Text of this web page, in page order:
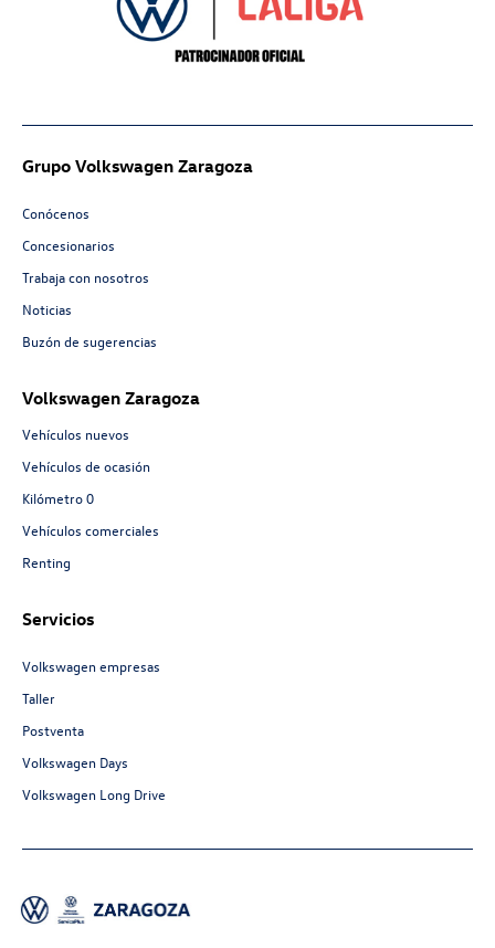
Grupo Volkswagen Zaragoza
Conócenos
Concesionarios
Trabaja con nosotros
Noticias
Buzón de sugerencias
Volkswagen Zaragoza
Vehículos nuevos
Vehículos de ocasión
Kilómetro 0
Vehículos comerciales
Renting
Servicios
Volkswagen empresas
Taller
Postventa
Volkswagen Days
Volkswagen Long Drive